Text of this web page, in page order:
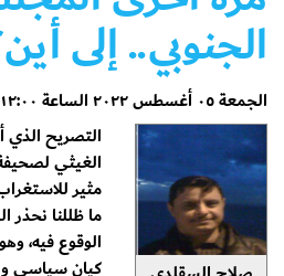
الجنوبي.. إلى
الجمعة ٠٥ أغسطس ٢٠٢٢ الساعة ١٢:٠٠ صباحاً
التصريح الذي
الغيثي
مثير
ما ظللنا نحذر
الوقوع فيه،
كيان سياسي